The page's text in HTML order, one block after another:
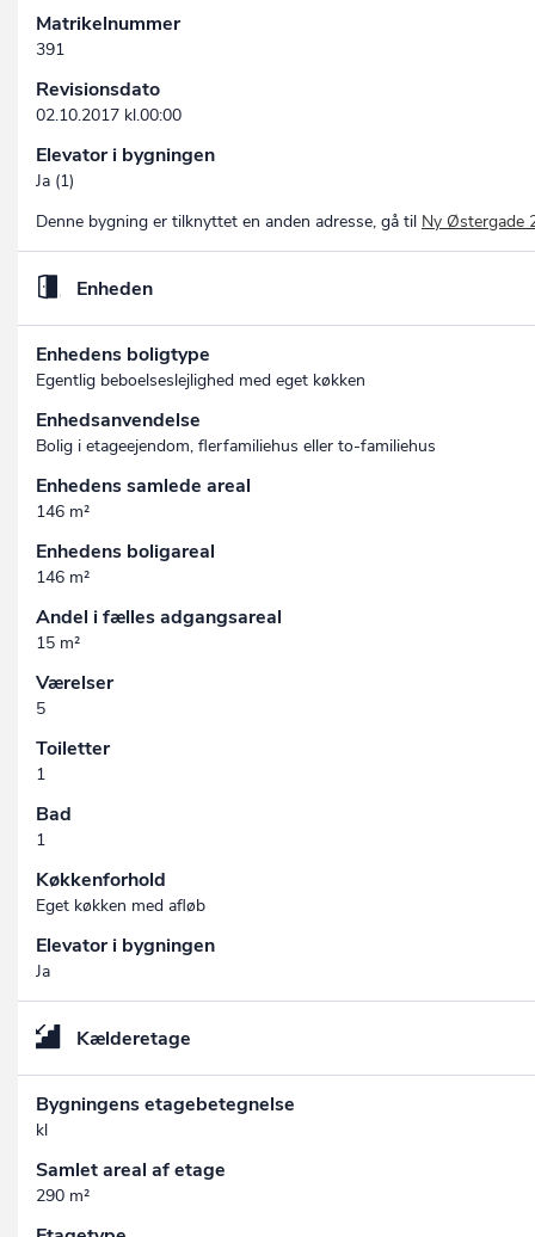
Matrikelnummer
391
Revisionsdato
02.10.2017 kl.00:00
Elevator i bygningen
Ja (1)
Denne bygning er tilknyttet en anden adresse, gå til Ny Østergade
Enheden
Enhedens boligtype
Egentlig beboelseslejlighed med eget køkken
Enhedsanvendelse
Bolig i etageejendom, flerfamiliehus eller to-familiehus
Enhedens samlede areal
146 m²
Enhedens boligareal
146 m²
Andel i fælles adgangsareal
15 m²
Værelser
5
Toiletter
1
Bad
1
Køkkenforhold
Eget køkken med afløb
Elevator i bygningen
Ja
Kælderetage
Bygningens etagebetegnelse
kl
Samlet areal af etage
290 m²